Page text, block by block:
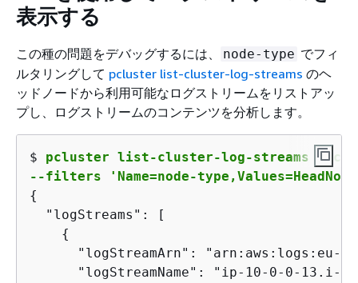
表示する
この種の問題をデバッグするには、 node-type でフィ
ルタリングして pcluster list-cluster-log-streams のヘ
ッドノードから利用可能なログストリームをリストアッ
プし、ログストリームのコンテンツを分析します。
$ pcluster list-cluster-log-streams --
--filters 'Name=node-
{
  "logStreams": [
{
"logStreamArn": "arn:aws:logs:eu-
"logStreamName": "ip-10-0-0-13.i-